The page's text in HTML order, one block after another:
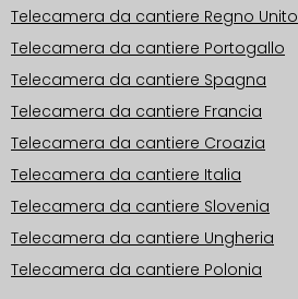
Telecamera da cantiere Regno Unito
Telecamera da cantiere Portogallo
Telecamera da cantiere Spagna
Telecamera da cantiere Francia
Telecamera da cantiere Croazia
Telecamera da cantiere Italia
Telecamera da cantiere Slovenia
Telecamera da cantiere Ungheria
Telecamera da cantiere Polonia